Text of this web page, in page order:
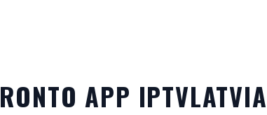
APP IPTVLATVIA